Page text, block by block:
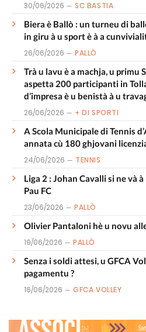
30/06/2026 SC BASTIA
Biera è Ballò : un turneu di
in giru à u sport è à a
26/06/2026 PALLÒ
Trà u lavu è a machja, u primu
aspetta 200 participanti in
d’impresa è u benistà à u
26/06/2026 + DI SPORTI
A Scola Municipale di Tennis
annata cù 180 ghjovani
24/06/2026 TENNIS
Liga 2 : Johan Cavalli si ne và
Pau FC
23/06/2026 PALLÒ
Olivier Pantaloni hè u novu
19/06/2026 PALLÒ
Senza i soldi attesi, u GFCA
pagamentu ?
16/06/2026 GFCA VOLLEY